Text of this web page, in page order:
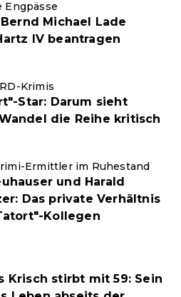
Engpässe
Michael Lade
IV beantragen
Krimis
Star: Darum sieht
die Reihe kritisch
Ermittler im Ruhestand
und Harald
Das private Verhältnis
Kollegen
Krisch stirbt mit 59: Sein